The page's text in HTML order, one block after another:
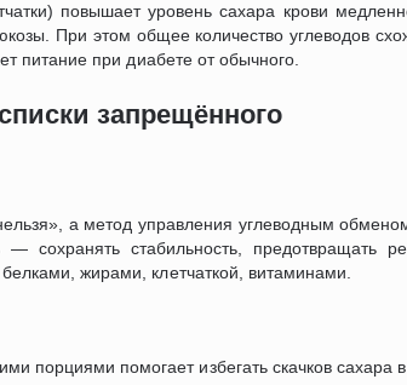
повышает уровень сахара крови
При этом общее количество углеводов
питание при диабете от обычного.
запрещённого
а метод управления углеводным
стабильность, предотвращать
жирами, клетчаткой, витаминами.
порциями помогает избегать скачков сахара в